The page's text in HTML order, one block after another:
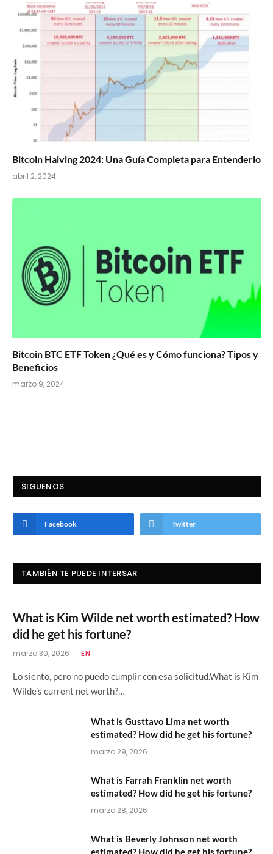
Bitcoin Halving 2024: Una Guía Completa para Entenderlo
abril 2, 2024
Bitcoin BTC ETF Token ¿Qué es y Cómo funciona? Tipos y
Beneficios
marzo 9, 2024
SIGUENOS
Facebook Twitter
TAMBIÉN TE PUEDE INTERSAR
What is Kim Wilde net worth estimated? How
did he get his fortune?
marzo 30, 2026 EN
Lo siento, pero no puedo cumplir con esa solicitud.What is Kim
Wilde’s current net worth?…
What is Gusttavo Lima net worth
estimated? How did he get his fortune?
marzo 29, 2026
What is Farrah Franklin net worth
estimated? How did he get his fortune?
marzo 28, 2026
What is Beverly Johnson net worth
estimated? How did he get his fortune?